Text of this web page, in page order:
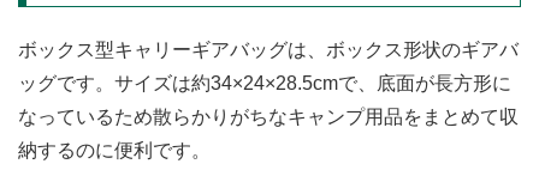
ボックス型キャリーギアバッグは、ボックス形状のギアバ
ッグです。サイズは約34×24×28.5cmで、底面が長方形に
なっているため散らかりがちなキャンプ用品をまとめて収
納するのに便利です。